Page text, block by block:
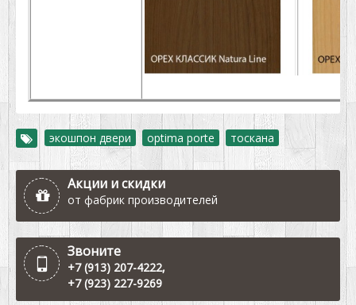
экошпон двери optima porte тоскана
Акции и скидки
от фабрик производителей
Звоните
+7 (913) 207-4222,
+7 (923) 227-9269